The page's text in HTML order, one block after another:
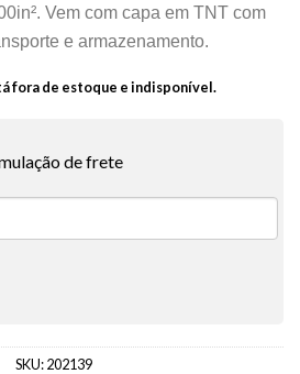
Vem com capa em TNT com
e armazenamento.
fora de estoque e indisponível.
de frete
SKU:202139